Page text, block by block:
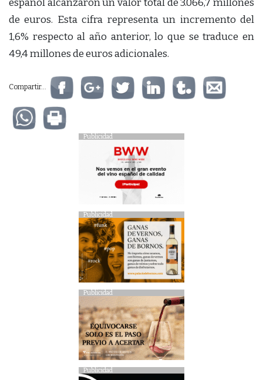
español alcanzaron un valor total de 3.066,7 millones
de euros. Esta cifra representa un incremento del
1,6% respecto al año anterior, lo que se traduce en
49,4 millones de euros adicionales.
Compartir...
Publicidad
Publicidad
Publicidad
Publicidad